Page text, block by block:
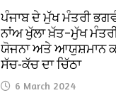
ਪੰਜਾਬ ਦੇ ਮੁੱਖ ਮੰਤਰੀ
ਨਾਂਅ ਖੁੱਲਾ ਖ਼ੱਤ–ਮੁੱਖ
ਯੋਜਨਾ ਅਤੇ ਆਯੁਸ਼ਮਾਨ
ਸੱਚ-ਕੱਚ ਦਾ ਚਿੱਠਾ
6 March 2024